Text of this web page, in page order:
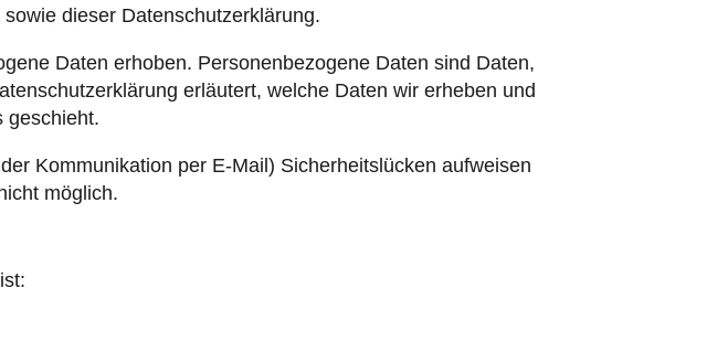
dieser Datenschutzerklärung.
Daten erhoben. Personenbezogene Daten sind Daten,
erläutert, welche Daten wir erheben und
geschieht.
Kommunikation per E-Mail) Sicherheitslücken aufweisen
möglich.